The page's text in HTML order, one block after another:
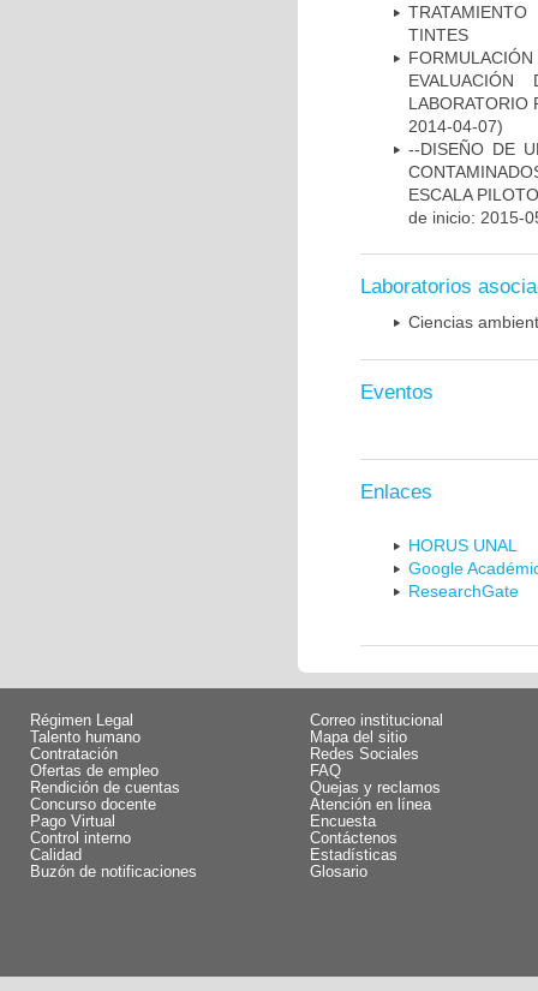
TINTES
LABORATORIO
2014-04-07)
--DISEÑO DE
ESCALA
de inicio: 2015-
Laboratorios
Ciencias
Eventos
Enlaces
HORUS UNAL
Google
ResearchGate
Régimen Legal
Talento humano
Contratación
Ofertas de empleo
Rendición de cuentas
Concurso docente
Pago Virtual
Control interno
Calidad
Buzón de notificaciones
Correo institucional
Mapa del sitio
Redes Sociales
FAQ
Quejas y reclamos
Atención en línea
Encuesta
Contáctenos
Estadísticas
Glosario